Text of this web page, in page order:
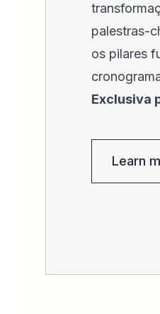
palestras-
os pilares
Exclusiva
Learn